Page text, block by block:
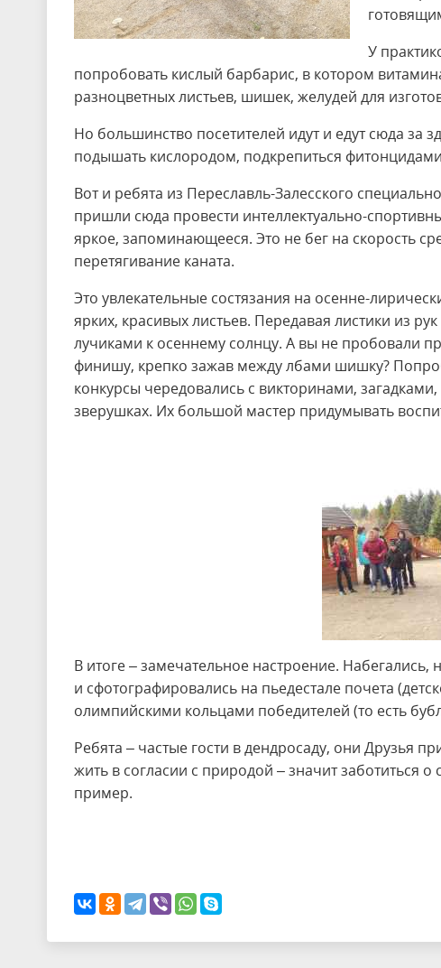
У
попробовать кислый барбарис, в котором
разноцветных листьев, шишек, желудей для
Но большинство посетителей идут и едут сюда
подышать кислородом, подкрепиться фитонцидами
Вот и ребята из Переславль-Залесского
пришли сюда провести интеллектуально-
яркое, запоминающееся. Это не бег на скорость
перетягивание каната.
Это увлекательные состязания на осенне-
ярких, красивых листьев. Передавая листики из
лучиками к осеннему солнцу. А вы не пробовали
финишу, крепко зажав между лбами шишку?
конкурсы чередовались с викторинами,
зверушках. Их большой мастер придумывать
В итоге – замечательное настроение.
и сфотографировались на пьедестале почета
олимпийскими кольцами победителей (то есть
Ребята – частые гости в дендросаду, они Друзья
жить в согласии с природой – значит заботиться
пример.